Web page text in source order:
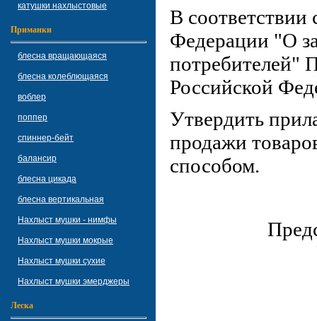
катушки нахлыстовые
Приманки
блесна вращающаяся
блесна колеблющаяся
воблер
поппер
спиннер-бейт
балансир
блесна цикада
блесна вертикальная
Нахлыст мушки - нимфы
Нахлыст мушки мокрые
Нахлыст мушки сухие
Нахлыст мушки эмерджеры
Леска
В соответствии
Федерации "О
потребителей"
Российской
Утвердить
продажи
способом.